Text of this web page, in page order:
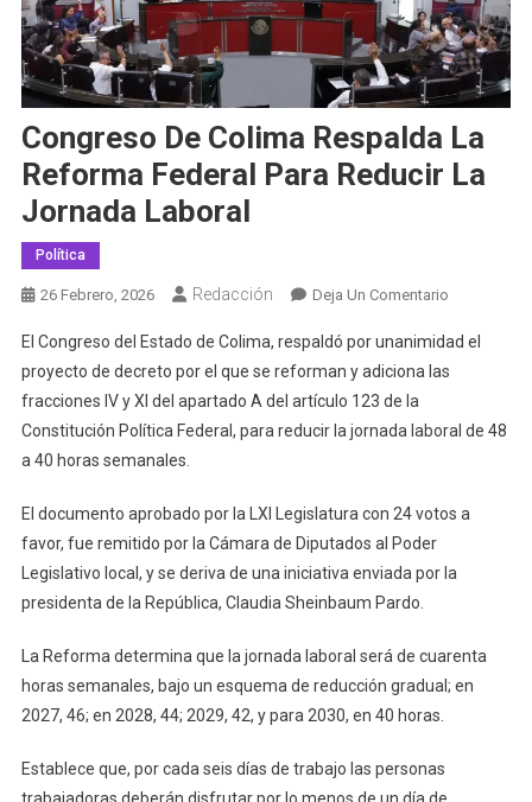
Congreso De Colima Respalda La
Reforma Federal Para Reducir La
Jornada Laboral
Política
26 Febrero, 2026 Redacción Deja Un ComentarioEn
De
Colima
La
Para
La
El Congreso del Estado de Colima, respaldó por unanimidad el
proyecto de decreto por el que se reforman y adiciona las
fracciones IV y XI del apartado A del artículo 123 de la
Constitución Política Federal, para reducir la jornada laboral de 48
a 40 horas semanales.
El documento aprobado por la LXI Legislatura con 24 votos a
favor, fue remitido por la Cámara de Diputados al Poder
Legislativo local, y se deriva de una iniciativa enviada por la
presidenta de la República, Claudia Sheinbaum Pardo.
La Reforma determina que la jornada laboral será de cuarenta
horas semanales, bajo un esquema de reducción gradual; en
2027, 46; en 2028, 44; 2029, 42, y para 2030, en 40 horas.
Establece que, por cada seis días de trabajo las personas